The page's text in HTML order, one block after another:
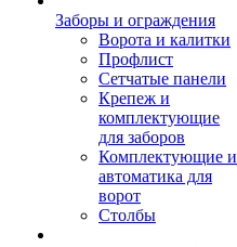
Заборы и ограждения
Ворота и калитки
Профлист
Сетчатые панели
Крепеж и
комплектующие
для заборов
Комплектующие и
автоматика для
ворот
Столбы